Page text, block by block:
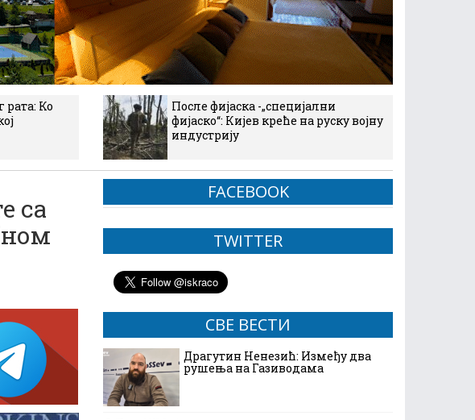
рата: Ко
После фијаска -„специјални
фијаско“: Кијев креће на руску војну
индустрију
са
FACEBOOK
TWITTER
СВЕ ВЕСТИ
Драгутин Ненезић: Између два
рушења на Газиводама